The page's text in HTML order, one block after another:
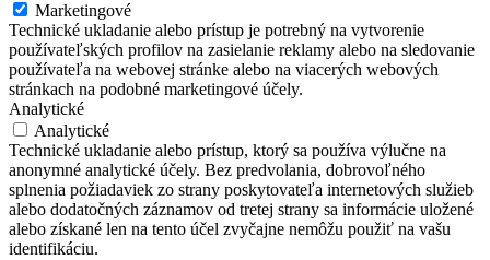
Marketingové
Technické ukladanie alebo prístup je potrebný na vytvorenie
používateľských profilov na zasielanie reklamy alebo na sledovanie
používateľa na webovej stránke alebo na viacerých webových
stránkach na podobné marketingové účely.
Analytické
Analytické
Technické ukladanie alebo prístup, ktorý sa používa výlučne na
anonymné analytické účely. Bez predvolania, dobrovoľného
splnenia požiadaviek zo strany poskytovateľa internetových služieb
alebo dodatočných záznamov od tretej strany sa informácie uložené
alebo získané len na tento účel zvyčajne nemôžu použiť na vašu
identifikáciu.